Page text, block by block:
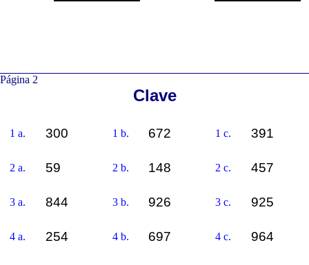
Página 2
Clave
1 a. 300 1 b. 672 1 c. 391
2 a. 59 2 b. 148 2 c. 457
3 a. 844 3 b. 926 3 c. 925
4 a. 254 4 b. 697 4 c. 964